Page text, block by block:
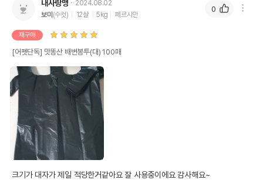
내사랑맹
2024.08.02
보미 (수컷) 12살 5kg 페르시안
재구매
[어펫단독] 맛똥산 배변봉투(대) 100매
크기가 대자가 제일 적당한거같아요 잘 사용중이에요 감사해요~
0